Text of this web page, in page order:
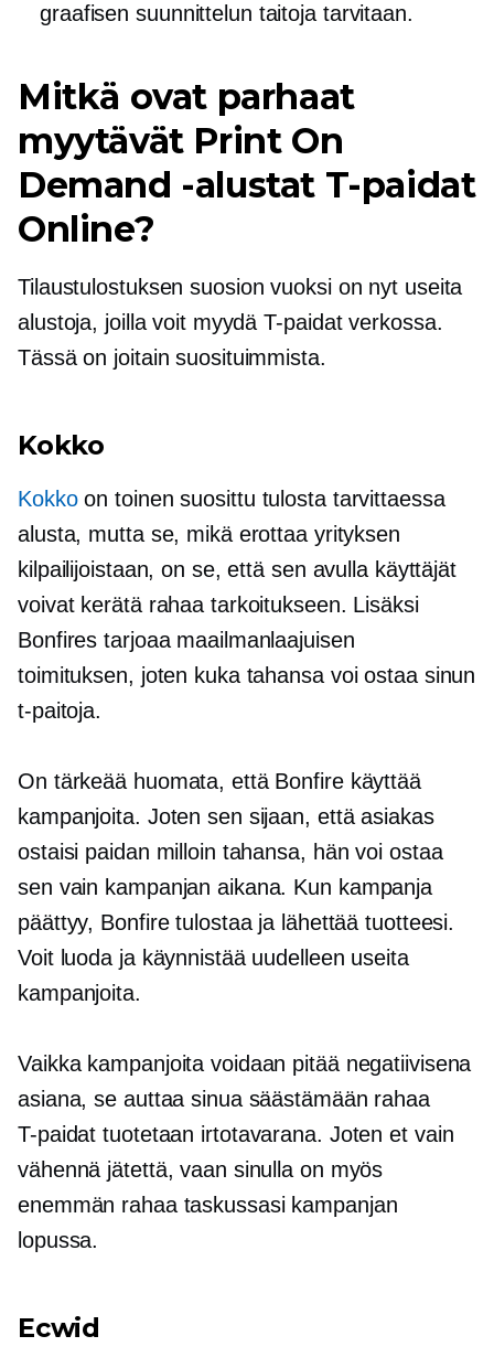
graafisen suunnittelun taitoja tarvitaan.
Mitkä ovat parhaat
myytävät Print On
Demand -alustat T-paidat
Online?
Tilaustulostuksen suosion vuoksi on nyt useita
alustoja, joilla voit myydäT-paidatverkossa.
Tässä on joitain suosituimmista.
Kokko
Kokkoon toinen suosittu tulosta tarvittaessa
alusta, mutta se, mikä erottaa yrityksen
kilpailijoistaan, on se, että sen avulla käyttäjät
voivat kerätä rahaa tarkoitukseen. Lisäksi
Bonfires tarjoaa maailmanlaajuisen
toimituksen, joten kuka tahansa voi ostaa sinun
t-paitoja.
On tärkeää huomata, että Bonfire käyttää
kampanjoita. Joten sen sijaan, että asiakas
ostaisi paidan milloin tahansa, hän voi ostaa
sen vain kampanjan aikana. Kun kampanja
päättyy, Bonfire tulostaa ja lähettää tuotteesi.
Voit luoda ja käynnistää uudelleen useita
kampanjoita.
Vaikka kampanjoita voidaan pitää negatiivisena
asiana, se auttaa sinua säästämään rahaa
T-paidat tuotetaan irtotavarana. Joten et vain
vähennä jätettä, vaan sinulla on myös
enemmän rahaa taskussasi kampanjan
lopussa.
Ecwid